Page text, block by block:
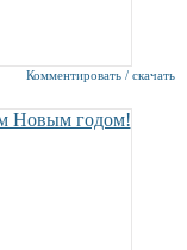
Комментировать / скачать